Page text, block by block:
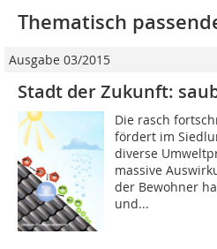
Thematisch
Ausgabe 03/2015
Stadt der Zukunft:
Die rasch
fördert im
diverse
massive
der Bewohner
und...